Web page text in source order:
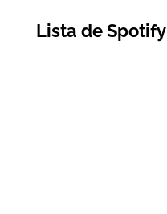
Lista de Spotify